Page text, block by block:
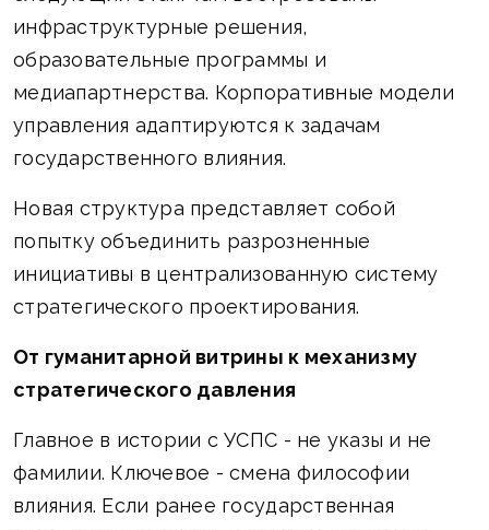
инфраструктурные решения,
образовательные программы и
медиапартнерства. Корпоративные модели
управления адаптируются к задачам
государственного влияния.
Новая структура представляет собой
попытку объединить разрозненные
инициативы в централизованную систему
стратегического проектирования.
От гуманитарной витрины к механизму
стратегического давления
Главное в истории с УСПС - не указы и не
фамилии. Ключевое - смена философии
влияния. Если ранее государственная